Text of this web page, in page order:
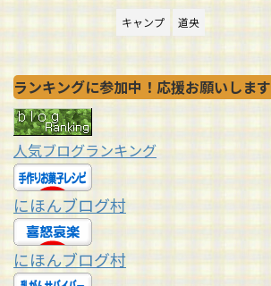
キャンプ 道央
ランキングに参加中！応援お願いします
人気ブログランキング
にほんブログ村
にほんブログ村